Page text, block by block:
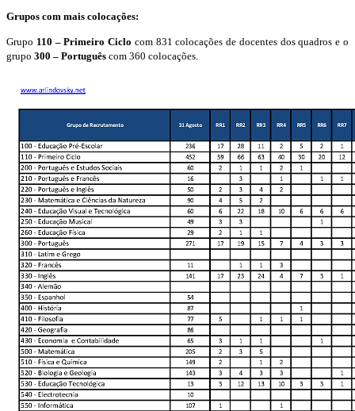
Grupos com mais colocações:
Grupo 110 – Primeiro Ciclo com 831 colocações de docentes dos quadros e o
grupo 300 – Português com 360 colocações.